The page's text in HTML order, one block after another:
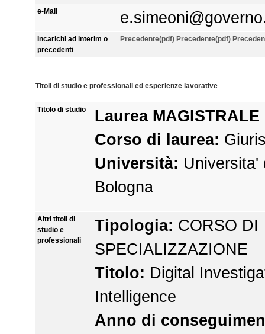
e-Mail
Incarichi ad interim o
precedenti
Precedente(pdf) Precedente(pdf)
Titoli di studio e professionali ed esperienze lavorative
Titolo di studio
Laurea MAGISTRALE
Corso di laurea:
Università: Universita'
Bologna
Altri titoli di
studio e
professionali
Tipologia: CORSO DI
SPECIALIZZAZIONE
Titolo: Digital
Intelligence
Anno di